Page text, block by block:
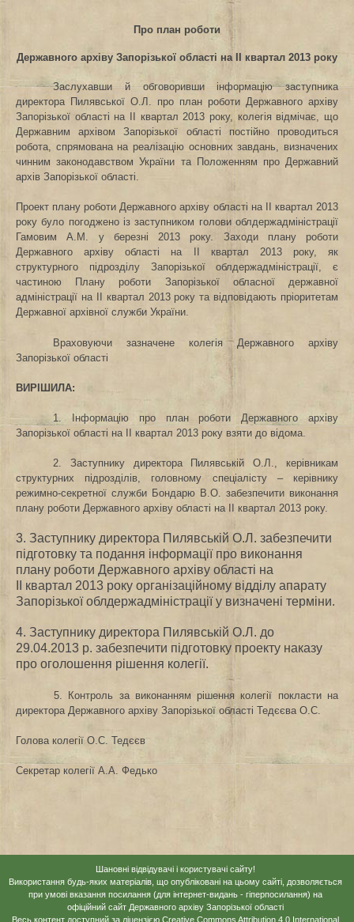
Про план роботи
Державного архіву Запорізької області на ІІ квартал 2013 року
Заслухавши й обговоривши інформацію заступника
директора Пилявської О.Л. про план роботи Державного архіву
Запорізької області на ІІ квартал 2013 року, колегія відмічає, що
Державним архівом Запорізької області постійно проводиться
робота, спрямована на реалізацію основних завдань, визначених
чинним законодавством України та Положенням про Державний
архів Запорізької області.
Проект плану роботиДержавного архіву області на ІІ квартал 2013
року було погоджено із заступником голови облдержадміністрації
Гамовим А.М. у березні 2013 року. Заходи плану роботи
Державного архіву області на ІІ квартал 2013 року, як
структурного підрозділу Запорізької облдержадміністрації, є
частиною Плану роботи Запорізької обласної державної
адміністрації на ІІ квартал 2013 року та відповідають пріоритетам
Державної архівної служби України.
Враховуючи зазначене колегія Державного архіву
Запорізької області
ВИРІШИЛА:
1. Інформацію про план роботи Державного архіву
Запорізької області на ІІ квартал 2013 року взяти до відома.
2. Заступнику директора Пилявській О.Л., керівникам
структурних підрозділів, головному спеціалісту – керівнику
режимно-секретної служби Бондарю В.О. забезпечити виконання
плану роботи Державного архіву області на ІІ квартал 2013 року.
3. Заступнику директора Пилявській О.Л. забезпечити
підготовку та подання інформації про виконання
плану роботи Державного архіву області на
ІІ квартал 2013 року організаційному відділу апарату
Запорізької облдержадміністрації у визначені терміни.
4. Заступнику директора Пилявській О.Л. до
29.04.2013 р. забезпечити підготовку проекту наказу
про оголошення рішення колегії.
5. Контроль за виконанням рішення колегії покласти на
директора Державного архіву Запорізької області Тедєєва О.С.
Голова колегії О.С. Тедєєв
Секретар колегії А.А. Федько
Шановні відвідувачі і користувачі сайту!
Використання будь-яких матеріалів, що опубліковані на цьому сайті, дозволяється
при умові вказання посилання (для інтернет-видань - гіперпосилання) на
офіційний сайт Державного архіву Запорізької області
Весь контент доступний за ліцензією Creative Commons Attribution 4.0 International